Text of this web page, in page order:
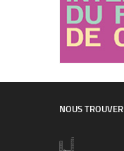
NOUS TROUVER